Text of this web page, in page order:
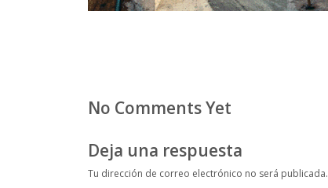
No Comments Yet
Deja una respuesta
Tu dirección de correo electrónico no será publicada.